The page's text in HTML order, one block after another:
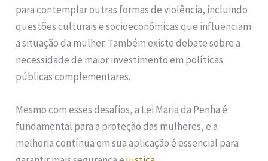
para contemplar outras formas de violência, incluindo
questões culturais e socioeconômicas que influenciam
a situação da mulher. Também existe debate sobre a
necessidade de maior investimento em políticas
públicas complementares.
Mesmo com esses desafios, a Lei Maria da Penha é
fundamental para a proteção das mulheres, e a
melhoria contínua em sua aplicação é essencial para